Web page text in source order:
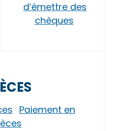
d’émettre des
chèques
Paiement en